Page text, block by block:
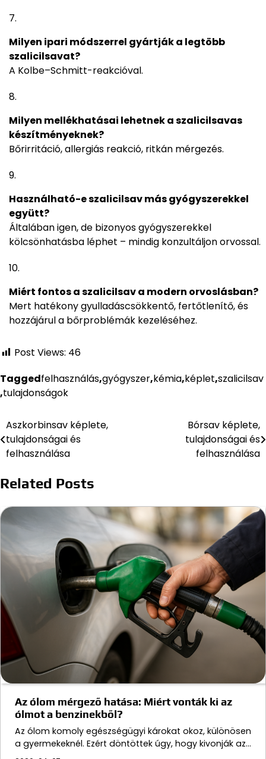
Milyen ipari módszerrel gyártják a legtöbb
szalicilsavat?
A Kolbe–Schmitt-reakcióval.
Milyen mellékhatásai lehetnek a szalicilsavas
készítményeknek?
Bőrirritáció, allergiás reakció, ritkán mérgezés.
Használható-e szalicilsav más gyógyszerekkel
együtt?
Általában igen, de bizonyos gyógyszerekkel
kölcsönhatásba léphet – mindig konzultáljon orvossal.
Miért fontos a szalicilsav a modern orvoslásban?
Mert hatékony gyulladáscsökkentő, fertőtlenítő, és
hozzájárul a bőrproblémák kezeléséhez.
Post Views: 46
Taggedfelhasználás,gyógyszer,kémia,képlet,szalicilsav
,tulajdonságok
Bejegyzés
navigáció
Aszkorbinsav képlete,
tulajdonságai és
felhasználása
Bórsav képlete,
tulajdonságai és
felhasználása
Related Posts
Az ólom mérgező hatása: Miért vonták ki az
ólmot a benzinekből?
Az ólom komoly egészségügyi károkat okoz, különösen
a gyermekeknél. Ezért döntöttek úgy, hogy kivonják az…